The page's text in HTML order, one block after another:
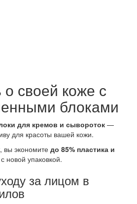
о своей коже с
блоками
для кремов и сывороток —
для красоты вашей кожи.
вы экономите до 85% пластика и
новой упаковкой.
за лицом в